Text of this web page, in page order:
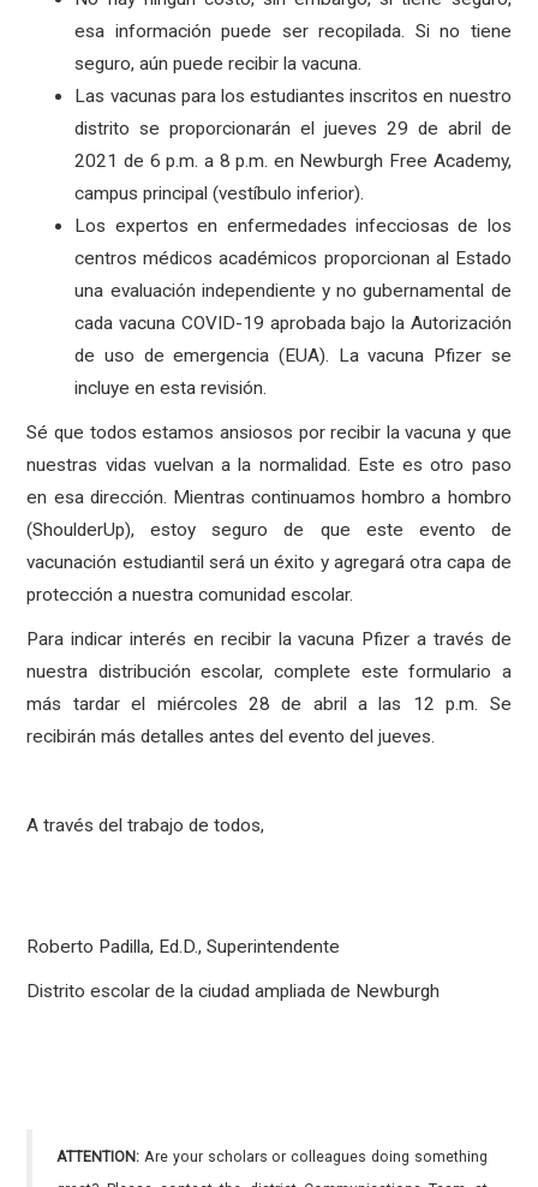
esa información puede ser recopilada. Si no tiene
seguro, aún puede recibir la vacuna.
Las vacunas para los estudiantes inscritos en nuestro
distrito se proporcionarán el jueves 29 de abril de
2021 de 6 p.m. a 8 p.m. en Newburgh Free Academy,
campus principal (vestíbulo inferior).
Los expertos en enfermedades infecciosas de los
centros médicos académicos proporcionan al Estado
una evaluación independiente y no gubernamental de
cada vacuna COVID-19 aprobada bajo la Autorización
de uso de emergencia (EUA). La vacuna Pfizer se
incluye en esta revisión.
Sé que todos estamos ansiosos por recibir la vacuna y que
nuestras vidas vuelvan a la normalidad. Este es otro paso
en esa dirección. Mientras continuamos hombro a hombro
(ShoulderUp), estoy seguro de que este evento de
vacunación estudiantil será un éxito y agregará otra capa de
protección a nuestra comunidad escolar.
Para indicar interés en recibir la vacuna Pfizer a través de
nuestra distribución escolar, complete este formulario a
más tardar el miércoles 28 de abril a las 12 p.m. Se
recibirán más detalles antes del evento del jueves.
A través del trabajo de todos,
Roberto Padilla, Ed.D., Superintendente
Distrito escolar de la ciudad ampliada de Newburgh
ATTENTION: Are your scholars or colleagues doing something